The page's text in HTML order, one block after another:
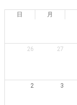
日 月
26 27
2 3